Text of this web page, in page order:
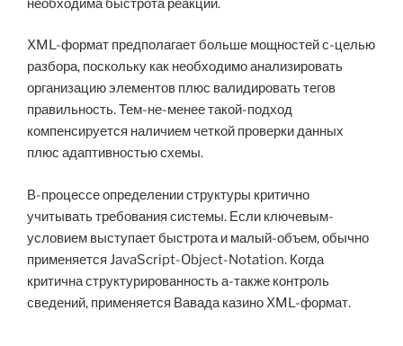
необходима быстрота реакции.
XML-формат предполагает больше мощностей с-целью
разбора, поскольку как необходимо анализировать
организацию элементов плюс валидировать тегов
правильность. Тем-не-менее такой-подход
компенсируется наличием четкой проверки данных
плюс адаптивностью схемы.
В-процессе определении структуры критично
учитывать требования системы. Если ключевым-
условием выступает быстрота и малый-объем, обычно
применяется JavaScript-Object-Notation. Когда
критична структурированность а-также контроль
сведений, применяется Вавада казино XML-формат.